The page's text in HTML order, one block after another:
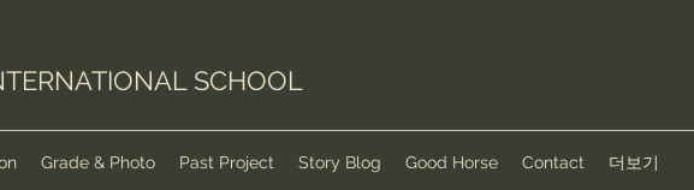
SCHOOL
Grade & Photo Past Project Story Blog Good Horse Contact 더보기